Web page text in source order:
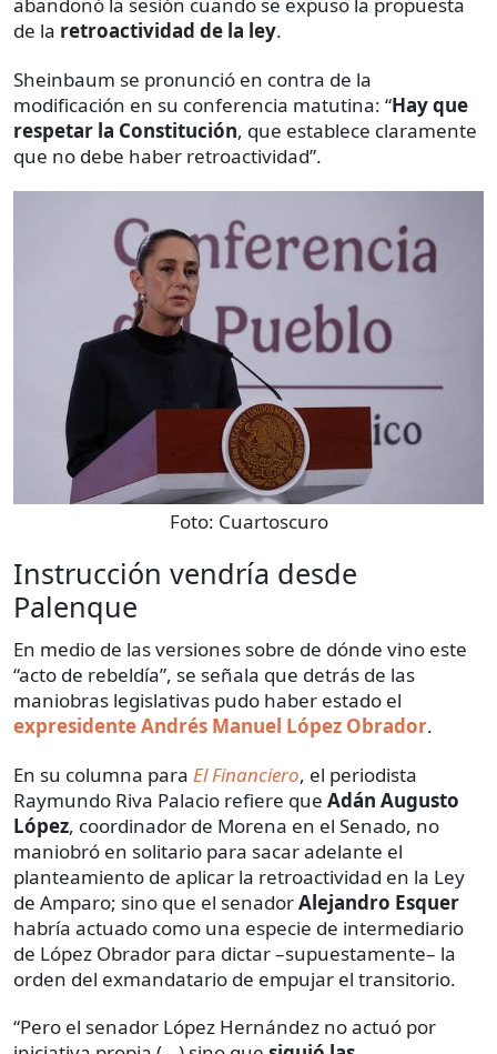
abandonó la sesión cuando se expuso la propuesta
de la retroactividad de la ley.
Sheinbaum se pronunció en contra de la
modificación en su conferencia matutina: “Hay que
respetar la Constitución, que establece claramente
que no debe haber retroactividad”.
Foto: Cuartoscuro
Instrucción vendría desde
Palenque
En medio de las versiones sobre de dónde vino este
“acto de rebeldía”, se señala que detrás de las
maniobras legislativas pudo haber estado el
expresidente Andrés Manuel López Obrador.
En su columna para El Financiero, el periodista
Raymundo Riva Palacio refiere que Adán Augusto
López, coordinador de Morena en el Senado, no
maniobró en solitario para sacar adelante el
planteamiento de aplicar la retroactividad en la Ley
de Amparo; sino que el senadorAlejandro Esquer
habría actuado como una especie de intermediario
de López Obrador para dictar –supuestamente– la
orden del exmandatario de empujar el transitorio.
“Pero el senador López Hernández no actuó por